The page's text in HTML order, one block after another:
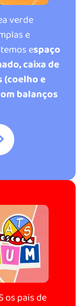
verde
e
espaço
caixa de
(coelho e
balanços
os pais de